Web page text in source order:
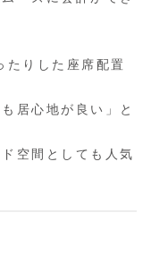
たりした座席配置
居心地が良い」と
空間としても人気